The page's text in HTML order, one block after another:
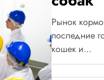
Рынок
последние
кошек и…